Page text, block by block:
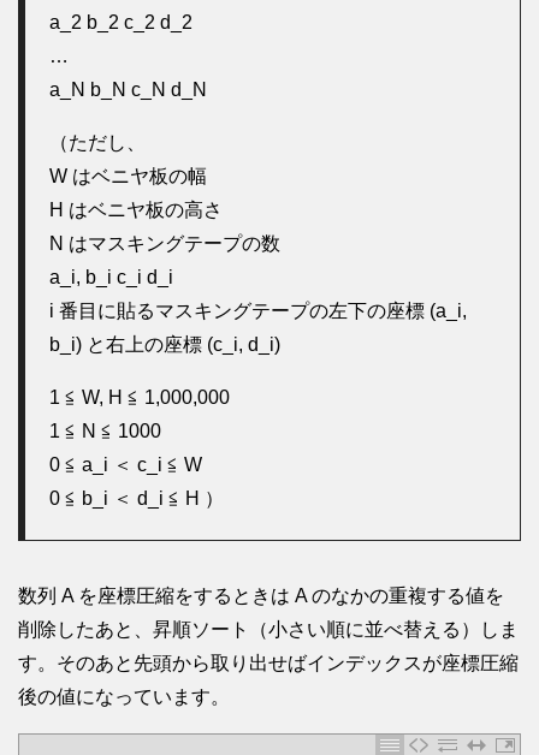
a_2 b_2 c_2 d_2
…
a_N b_N c_N d_N
（ただし、
W はベニヤ板の幅
H はベニヤ板の高さ
N はマスキングテープの数
a_i, b_i c_i d_i
i 番目に貼るマスキングテープの左下の座標 (a_i,
b_i) と右上の座標 (c_i, d_i)
1 ≦ W, H ≦ 1,000,000
1 ≦ N ≦ 1000
0 ≦ a_i ＜ c_i ≦ W
0 ≦ b_i ＜ d_i ≦ H ）
数列 A を座標圧縮をするときは A のなかの重複する値を
削除したあと、昇順ソート（小さい順に並べ替える）しま
す。そのあと先頭から取り出せばインデックスが座標圧縮
後の値になっています。